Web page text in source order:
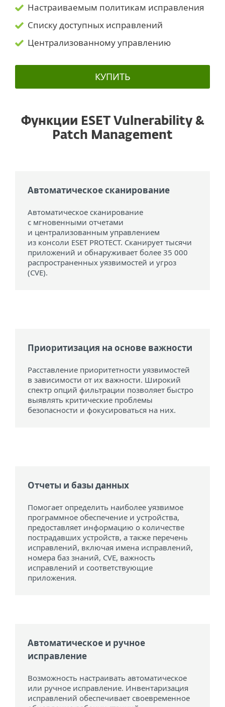
Настраиваемым политикам исправления
Списку доступных исправлений
Централизованному управлению
КУПИТЬ
Функции ESET Vulnerability &
Patch Management
Автоматическое сканирование
Автоматическое сканирование
с мгновенными отчетами
и централизованным управлением
из консоли ESET PROTECT. Сканирует тысячи
приложений и обнаруживает более 35 000
распространенных уязвимостей и угроз
(CVE).
Приоритизация на основе важности
Расставление приоритетности уязвимостей
в зависимости от их важности. Широкий
спектр опций фильтрации позволяет быстро
выявлять критические проблемы
безопасности и фокусироваться на них.
Отчеты и базы данных
Помогает определить наиболее уязвимое
программное обеспечение и устройства,
предоставляет информацию о количестве
пострадавших устройств, а также перечень
исправлений, включая имена исправлений,
номера баз знаний, CVE, важность
исправлений и соответствующие
приложения.
Автоматическое и ручное
исправление
Возможность настраивать автоматическое
или ручное исправление. Инвентаризация
исправлений обеспечивает своевременное